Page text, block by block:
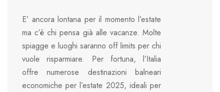
E’ ancora lontana per il momento l’estate
ma c’è chi pensa già alle vacanze. Molte
spiagge e luoghi saranno off limits per chi
vuole risparmiare. Per fortuna, l’Italia
offre numerose destinazioni balneari
economiche per l’estate 2025, ideali per